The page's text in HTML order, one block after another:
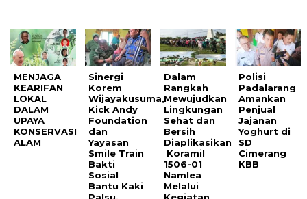
MENJAGA
KEARIFAN
LOKAL
DALAM
UPAYA
KONSERVASI
ALAM
Sinergi
Korem
Wijayakusuma,
Kick Andy
Foundation
dan
Yayasan
Smile Train
Bakti
Sosial
Bantu Kaki
Dalam
Rangkah
Mewujudkan
Lingkungan
Sehat dan
Bersih
Diaplikasikan
Koramil
1506-01
Namlea
Melalui
Polisi
Padalarang
Amankan
Penjual
Jajanan
Yoghurt di
SD
Cimerang
KBB